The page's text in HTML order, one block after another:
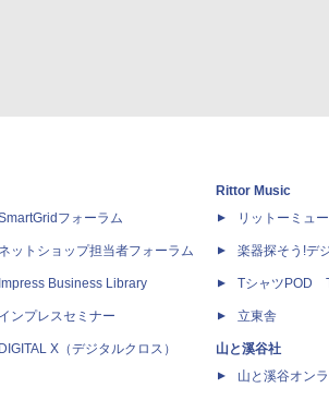
フォーラム
ネットショップ担当者フォーラム
Impress Business Library
インプレスセミナー
DIGITAL X（デジタルクロス）
Rittor Music
リットーミュ
楽器探そう!デ
TシャツPOD
立東舎
山と溪谷社
山と溪谷オン